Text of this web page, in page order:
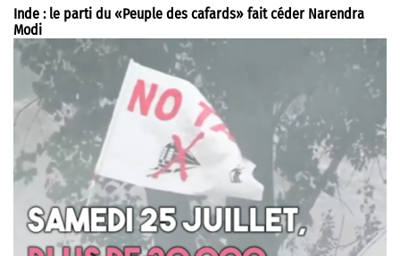
Inde : le parti du «Peuple des cafards» fait céder Narendra
Modi